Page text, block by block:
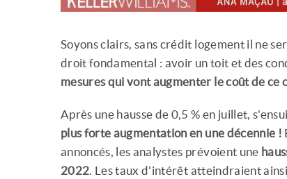
Soyons clairs, sans crédit logement il ne
droit fondamental : avoir un toit et des
mesures qui vont augmenter le coût de
Après une hausse de 0,5 % en juillet,
plus forte augmentation en une décennie !
annoncés, les analystes prévoient une
2022. Les taux d'intérêt atteindraient